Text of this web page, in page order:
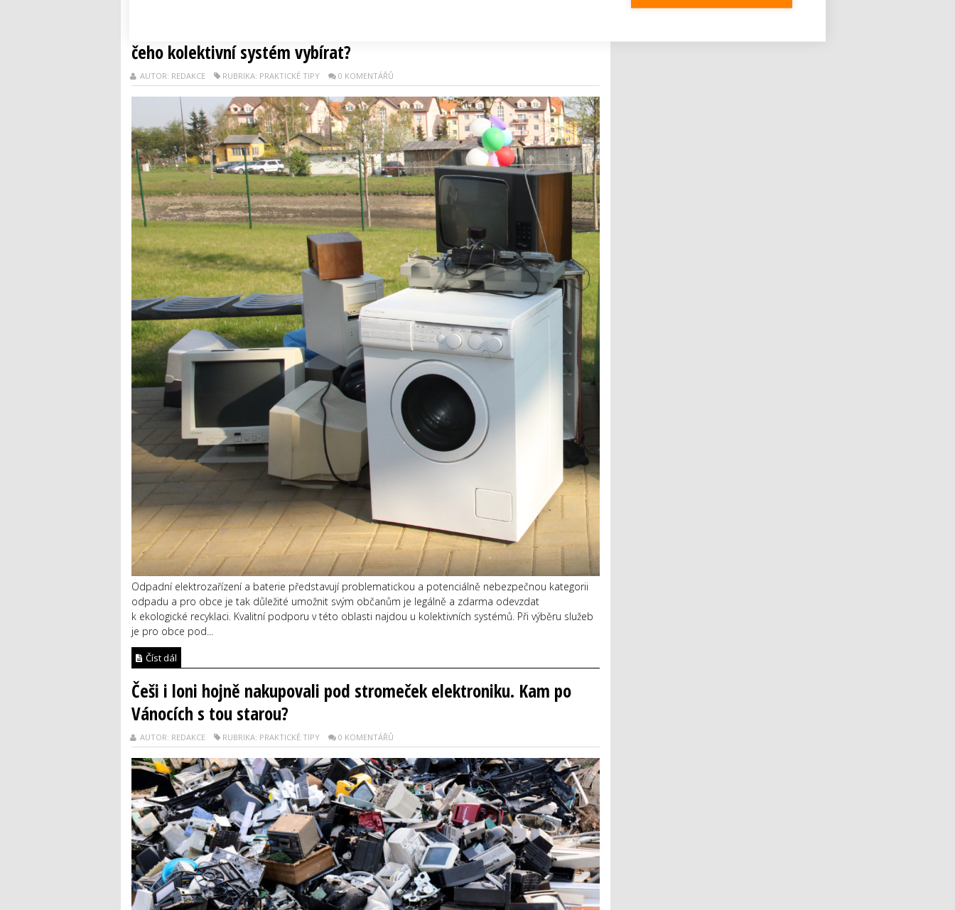
čeho kolektivní systém vybírat?
AUTOR: REDAKCE RUBRIKA: PRAKTICKÉ TIPY 0 KOMENTÁŘŮ
Odpadní elektrozařízení a baterie představují problematickou a potenciálně nebezpečnou kategorii
odpadu a pro obce je tak důležité umožnit svým občanům je legálně a zdarma odevzdat
k ekologické recyklaci. Kvalitní podporu v této oblasti najdou u kolektivních systémů. Při výběru služeb
je pro obce pod...
Číst dál
Češi i loni hojně nakupovali pod stromeček elektroniku. Kam po
Vánocích s tou starou?
AUTOR: REDAKCE RUBRIKA: PRAKTICKÉ TIPY 0 KOMENTÁŘŮ